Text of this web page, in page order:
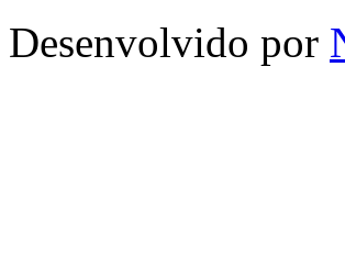
Desenvolvido por